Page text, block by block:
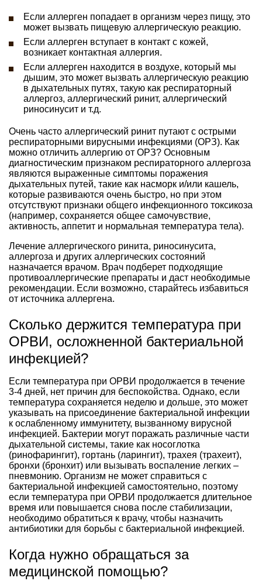
Если аллерген попадает в организм через пищу, это
может вызвать пищевую аллергическую реакцию.
Если аллерген вступает в контакт с кожей,
возникает контактная аллергия.
Если аллерген находится в воздухе, который мы
дышим, это может вызвать аллергическую реакцию
в дыхательных путях, такую как респираторный
аллергоз, аллергический ринит, аллергический
риносинусит и т.д.
Очень часто аллергический ринит путают с острыми
респираторными вирусными инфекциями (ОРЗ). Как
можно отличить аллергию от ОРЗ? Основным
диагностическим признаком респираторного аллергоза
являются выраженные симптомы поражения
дыхательных путей, такие как насморк и/или кашель,
которые развиваются очень быстро, но при этом
отсутствуют признаки общего инфекционного токсикоза
(например, сохраняется общее самочувствие,
активность, аппетит и нормальная температура тела).
Лечение аллергического ринита, риносинусита,
аллергоза и других аллергических состояний
назначается врачом. Врач подберет подходящие
противоаллергические препараты и даст необходимые
рекомендации. Если возможно, старайтесь избавиться
от источника аллергена.
Сколько держится температура при
ОРВИ, осложненной бактериальной
инфекцией?
Если температура при ОРВИ продолжается в течение
3-4 дней, нет причин для беспокойства. Однако, если
температура сохраняется неделю и дольше, это может
указывать на присоединение бактериальной инфекции
к ослабленному иммунитету, вызванному вирусной
инфекцией. Бактерии могут поражать различные части
дыхательной системы, такие как носоглотка
(ринофарингит), гортань (ларингит), трахея (трахеит),
бронхи (бронхит) или вызывать воспаление легких –
пневмонию. Организм не может справиться с
бактериальной инфекцией самостоятельно, поэтому
если температура при ОРВИ продолжается длительное
время или повышается снова после стабилизации,
необходимо обратиться к врачу, чтобы назначить
антибиотики для борьбы с бактериальной инфекцией.
Когда нужно обращаться за
медицинской помощью?